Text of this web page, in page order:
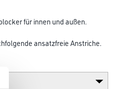
für innen und außen.
ansatzfreie Anstriche.